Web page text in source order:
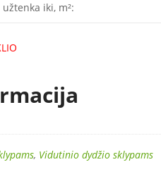
iki, m²:
, Vidutinio dydžio sklypams